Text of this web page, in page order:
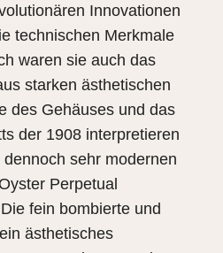
Innovationen
technischen Merkmale
waren sie auch das
starken ästhetischen
des Gehäuses und das
der 1908 interpretieren
sehr modernen
Perpetual
fein bombierte und
ästhetisches